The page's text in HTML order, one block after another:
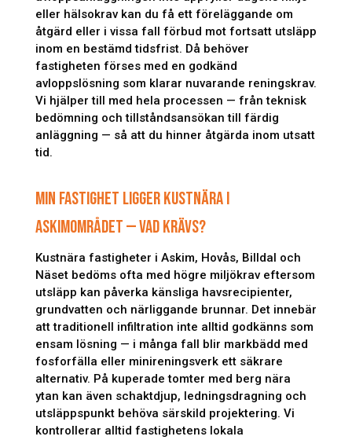
eller hälsokrav kan du få ett föreläggande om
åtgärd eller i vissa fall förbud mot fortsatt utsläpp
inom en bestämd tidsfrist. Då behöver
fastigheten förses med en godkänd
avloppslösning som klarar nuvarande reningskrav.
Vi hjälper till med hela processen — från teknisk
bedömning och tillståndsansökan till färdig
anläggning — så att du hinner åtgärda inom utsatt
tid.
MIN FASTIGHET LIGGER KUSTNÄRA I
ASKIMOMRÅDET — VAD KRÄVS?
Kustnära fastigheter i Askim, Hovås, Billdal och
Näset bedöms ofta med högre miljökrav eftersom
utsläpp kan påverka känsliga havsrecipienter,
grundvatten och närliggande brunnar. Det innebär
att traditionell infiltration inte alltid godkänns som
ensam lösning — i många fall blir markbädd med
fosforfälla eller minireningsverk ett säkrare
alternativ. På kuperade tomter med berg nära
ytan kan även schaktdjup, ledningsdragning och
utsläppspunkt behöva särskild projektering. Vi
kontrollerar alltid fastighetens lokala